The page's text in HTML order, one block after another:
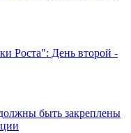
Роста": День второй -
быть закреплены